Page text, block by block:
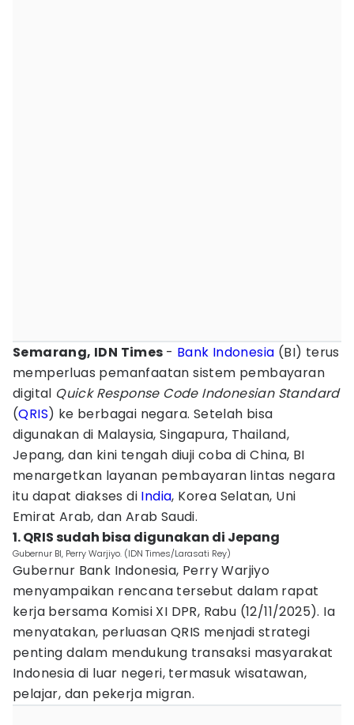
Semarang, IDN Times - Bank Indonesia (BI) terus
memperluas pemanfaatan sistem pembayaran
digital Quick Response Code Indonesian Standard
(QRIS) ke berbagai negara. Setelah bisa
digunakan di Malaysia, Singapura, Thailand,
Jepang, dan kini tengah diuji coba di China, BI
menargetkan layanan pembayaran lintas negara
itu dapat diakses di India, Korea Selatan, Uni
Emirat Arab, dan Arab Saudi.
1. QRIS sudah bisa digunakan di Jepang
Gubernur BI, Perry Warjiyo. (IDN Times/Larasati Rey)
Gubernur Bank Indonesia, Perry Warjiyo
menyampaikan rencana tersebut dalam rapat
kerja bersama Komisi XI DPR, Rabu (12/11/2025). Ia
menyatakan, perluasan QRIS menjadi strategi
penting dalam mendukung transaksi masyarakat
Indonesia di luar negeri, termasuk wisatawan,
pelajar, dan pekerja migran.